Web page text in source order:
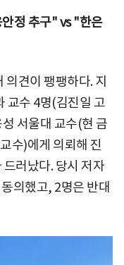
정 추구" vs "한은
의견이 팽팽하다. 지
교수 4명(김진일 고
서울대 교수(현 금
수)에게 의뢰해 진
러났다. 당시 저자
의했고, 2명은 반대